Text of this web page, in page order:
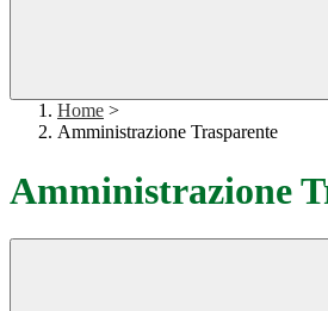
Home >
Amministrazione Trasparente
Amministrazione